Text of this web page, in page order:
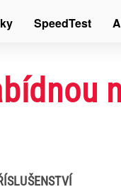
SpeedTest